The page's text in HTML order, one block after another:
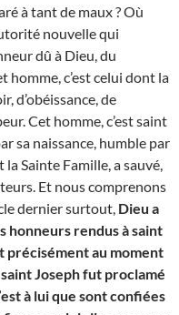
à tant de maux ? Où
nouvelle qui
dû à Dieu, du
homme, c’est celui dont la
d’obéissance, de
Cet homme, c’est saint
sa naissance, humble par
la Sainte Famille, a sauvé,
Et nous comprenons
dernier surtout, Dieu a
honneurs rendus à saint
précisément au moment
Joseph fut proclamé
à lui que sont confiées